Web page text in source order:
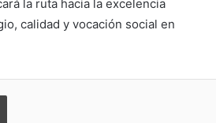
la ruta hacia la excelencia
calidad y vocación social en
Impresión